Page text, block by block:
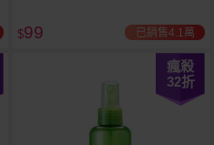
$99 已銷售4.1萬
瘋殺
32折